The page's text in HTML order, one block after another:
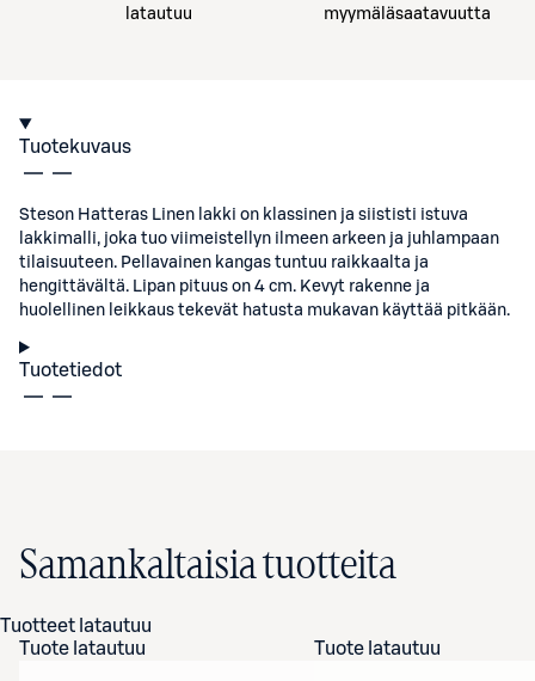
latautuu
myymäläsaatavuutta
Tuotekuvaus
Steson Hatteras Linen lakki on klassinen ja siististi istuva
lakkimalli, joka tuo viimeistellyn ilmeen arkeen ja juhlampaan
tilaisuuteen. Pellavainen kangas tuntuu raikkaalta ja
hengittävältä. Lipan pituus on 4 cm. Kevyt rakenne ja
huolellinen leikkaus tekevät hatusta mukavan käyttää pitkään.
Tuotetiedot
Samankaltaisia tuotteita
Tuotteet latautuu
Tuote latautuu
Tuote latautuu